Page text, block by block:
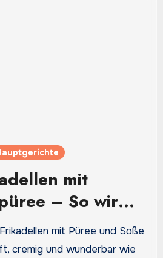
mit
– So wird
richtig
lecker
mit Püree und Soße
cremig und wunderbar wie